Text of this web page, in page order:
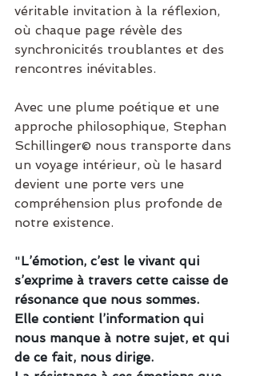
véritable invitation à la réflexion,
où chaque page révèle des
synchronicités troublantes et des
rencontres inévitables.
Avec une plume poétique et une
approche philosophique, Stephan
Schillinger© nous transporte dans
un voyage intérieur, où le hasard
devient une porte vers une
compréhension plus profonde de
notre existence.
"L’émotion, c’est le vivant qui
s’exprime à travers cette caisse de
résonance que nous sommes.
Elle contient l’information qui
nous manque à notre sujet, et qui
de ce fait, nous dirige.